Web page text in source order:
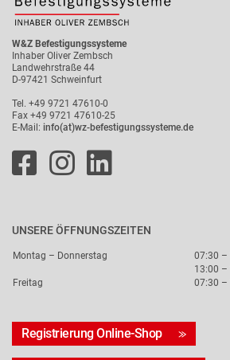
W&Z Befestigungssysteme
Inhaber Oliver Zembsch
Landwehrstraße 44
D-97421 Schweinfurt
Tel. +49 9721 47610-0
Fax +49 9721 47610-25
E-Mail: info(at)wz-befestigungssysteme.de
UNSERE ÖFFNUNGSZEITEN
Montag – Donnerstag
07:30 –
13:00 –
Freitag
07:30 –
Registrierung Online-Shop